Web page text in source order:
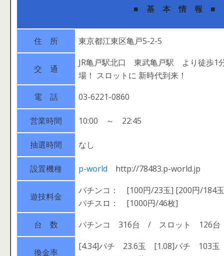
■ 基 本 情 報 ■
住 所 東京都江東区亀戸5-2-5
交 通
JR亀戸駅北口 東武亀戸駅 より徒歩1
場！ スロットに 新時代到来！
電 話
03-6221-0860
営業時間 10:00 ～ 22:45
抽選時間 なし
設置機種 p-world http://78483.p-world.jp
遊技料金
パチンコ： [100円/23玉] [200円/184
パチスロ： [1000円/46枚]
台 数
パチンコ 316台 / スロット 126台
換金率
[4.34]パチ 23.6玉 [1.08]パチ 103玉